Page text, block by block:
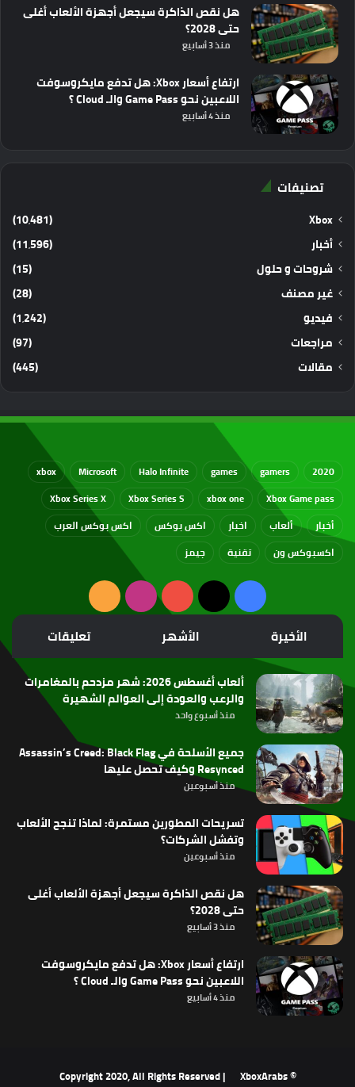
هل نقص الذاكرة سيجعل أجهزة الألعاب أغلى
حتى 2028؟
منذ 3 أسابيع
ارتفاع أسعار Xbox: هل تدفع مايكروسوفت
اللاعبين نحو Game Pass والـ Cloud ؟
منذ 4 أسابيع
تصنيفات
Xbox
(10٬481)
أخبار
(11٬596)
شروحات و حلول
(15)
غير مصنف
(28)
فيديو
(1٬242)
مراجعات
(97)
مقالات
(445)
2020
gamers
games
Halo Infinite
Microsoft
xbox
Xbox Game pass
xbox one
Xbox Series S
Xbox Series X
أخبار
ألعاب اخبار اكس بوكس
اكس بوكس العرب
اكسبوكس ون
تقنية جيمز
فيسبوك
‫X
‫YouTubeانستقرامملخص
الموقع
RSS
الأخيرة الأشهر تعليقات
ألعاب أغسطس 2026: شهر مزدحم بالمغامرات
والرعب والعودة إلى العوالم الشهيرة
منذ أسبوع واحد
جميع الأسلحة في Assassin’s Creed: Black Flag
Resynced وكيف تحصل عليها
منذ أسبوعين
تسريحات المطورين مستمرة: لماذا تنجح الألعاب
وتفشل الشركات؟
منذ أسبوعين
هل نقص الذاكرة سيجعل أجهزة الألعاب أغلى
حتى 2028؟
منذ 3 أسابيع
ارتفاع أسعار Xbox: هل تدفع مايكروسوفت
اللاعبين نحو Game Pass والـ Cloud ؟
منذ 4 أسابيع
© Copyright 2020, All Rights Reserved |
XboxArabs